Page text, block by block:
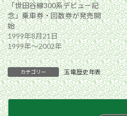
「世田谷線300系デビュー記
念」乗車券・回数券が発売開
始
1999年8月21日
1999年〜2002年
カテゴリー 玉電歴史年表